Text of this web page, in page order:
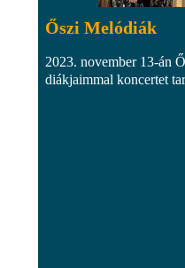
Őszi Melódiák
2023. november 13-án
diákjaimmal koncertet